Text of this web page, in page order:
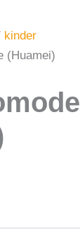
kinder
(Huamei)